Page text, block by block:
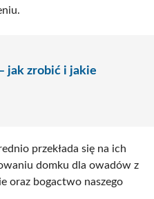
jak zrobić i jakie
przekłada się na ich
domku dla owadów z
oraz bogactwo naszego